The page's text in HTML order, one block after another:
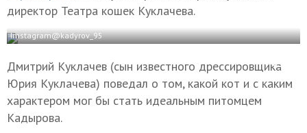
директор Театра кошек Куклачева.
Imstagram@kadyrov_95
Дмитрий Куклачев (сын известного дрессировщика
Юрия Куклачева) поведал о том, какой кот и с каким
характером мог бы стать идеальным питомцем
Кадырова.